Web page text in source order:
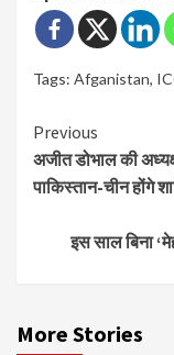
Tags: Afganistan,
Continue
Reading
Previous
अजीत डोभाल की
पाकिस्तान-चीन होंगे
इस साल बिना
More Stories